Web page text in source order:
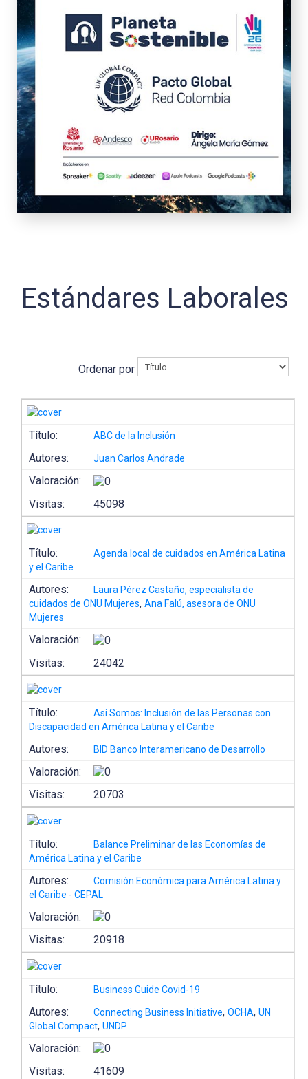
Estándares Laborales
Ordenar por
Título: ABC de la Inclusión
Autores: Juan Carlos Andrade
Valoración:
Visitas:
45098
Título:
Agenda local de cuidados en América Latina
y el Caribe
Autores:
Laura Pérez Castaño, especialista de
cuidados de ONU Mujeres,Ana Falú, asesora de ONU
Mujeres
Valoración:
Visitas:
24042
Título:
Así Somos: Inclusión de las Personas con
Discapacidad en América Latina y el Caribe
Autores: BID Banco Interamericano de Desarrollo
Valoración:
Visitas:
20703
Título:
Balance Preliminar de las Economías de
América Latina y el Caribe
Autores:
Comisión Económica para América Latina y
el Caribe - CEPAL
Valoración:
Visitas:
20918
Título: Business Guide Covid-19
Autores: Connecting Business Initiative,OCHA,UN
Global Compact,UNDP
Valoración:
Visitas:
41609